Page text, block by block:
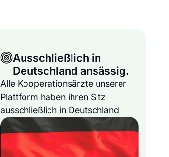
Ausschließlich in
Deutschland ansässig.
Alle Kooperationsärzte unserer
Plattform haben ihren Sitz
ausschließlich in Deutschland